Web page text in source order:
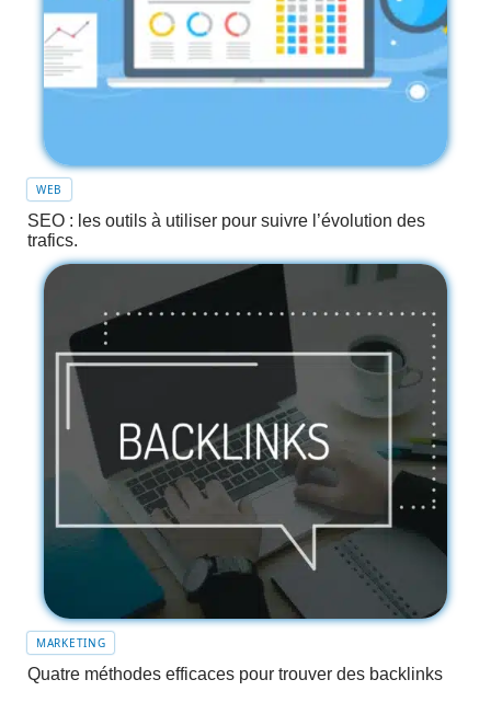
WEB
SEO : les outils à utiliser pour suivre l’évolution des
trafics.
MARKETING
Quatre méthodes efficaces pour trouver des backlinks